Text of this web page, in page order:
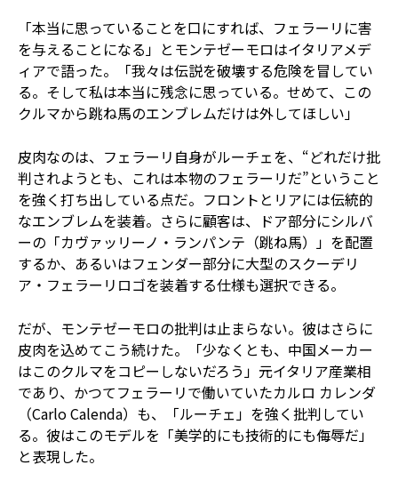
「本当に思っていることを口にすれば、フェラーリに害
を与えることになる」とモンテゼーモロはイタリアメデ
ィアで語った。「我々は伝説を破壊する危険を冒してい
る。そして私は本当に残念に思っている。せめて、この
クルマから跳ね馬のエンブレムだけは外してほしい」
皮肉なのは、フェラーリ自身がルーチェを、“どれだけ批
判されようとも、これは本物のフェラーリだ”ということ
を強く打ち出している点だ。フロントとリアには伝統的
なエンブレムを装着。さらに顧客は、ドア部分にシルバ
ーの「カヴァッリーノ・ランパンテ（跳ね馬）」を配置
するか、あるいはフェンダー部分に大型のスクーデリ
ア・フェラーリロゴを装着する仕様も選択できる。
だが、モンテゼーモロの批判は止まらない。彼はさらに
皮肉を込めてこう続けた。「少なくとも、中国メーカー
はこのクルマをコピーしないだろう」元イタリア産業相
であり、かつてフェラーリで働いていたカルロ カレンダ
（Carlo Calenda）も、「ルーチェ」を強く批判してい
る。彼はこのモデルを「美学的にも技術的にも侮辱だ」
と表現した。